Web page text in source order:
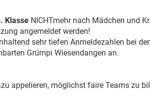
Klasse NICHTmehr nach Mädchen und
angemeldet werden!
sehr tiefen Anmeldezahlen bei
Grümpi Wiesendangen an.
appelieren, möglichst faire Teams zu